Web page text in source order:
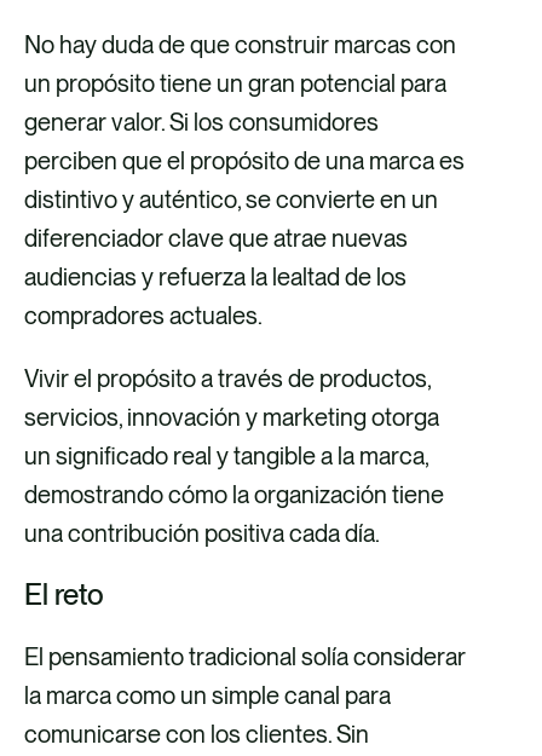
¿Cómo puede
involucrarlos?Dales
múltiples formas de
participar, mantenlos
interesados y celébralos
No hay duda de que construir marcas con
un propósito tiene un gran potencial para
generar valor. Si los consumidores
perciben que el propósito de una marca es
distintivo y auténtico, se convierte en un
diferenciador clave que atrae nuevas
audiencias y refuerza la lealtad de los
compradores actuales.
Vivir el propósito a través de productos,
servicios, innovación y marketing otorga
un significado real y tangible a la marca,
demostrando cómo la organización tiene
una contribución positiva cada día.
El reto
El pensamiento tradicional solía considerar
la marca como un simple canal para
comunicarse con los clientes. Sin